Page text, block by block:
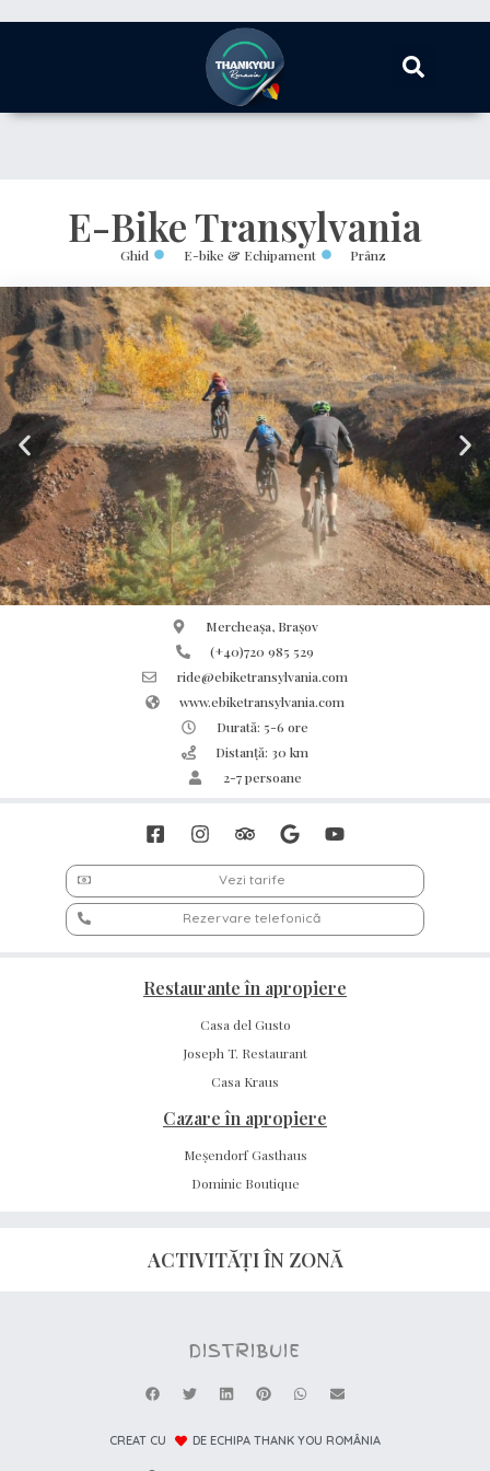
E-Bike Transylvania
Ghid E-bike & Echipament Prânz
Mercheașa, Brașov
(+40)720 985 529
ride@ebiketransylvania.com
www.ebiketransylvania.com
Durată: 5-6 ore
Distanță: 30 km
2-7 persoane
Vezi tarife
Rezervare telefonică
Restaurante în apropiere
Casa del Gusto
Joseph T. Restaurant
Casa Kraus
Cazare în apropiere
Meșendorf Gasthaus
Dominic Boutique
ACTIVITĂȚI ÎN ZONĂ
DISTRIBUIE
CREAT CU DE ECHIPA THANK YOU ROMÂNIA